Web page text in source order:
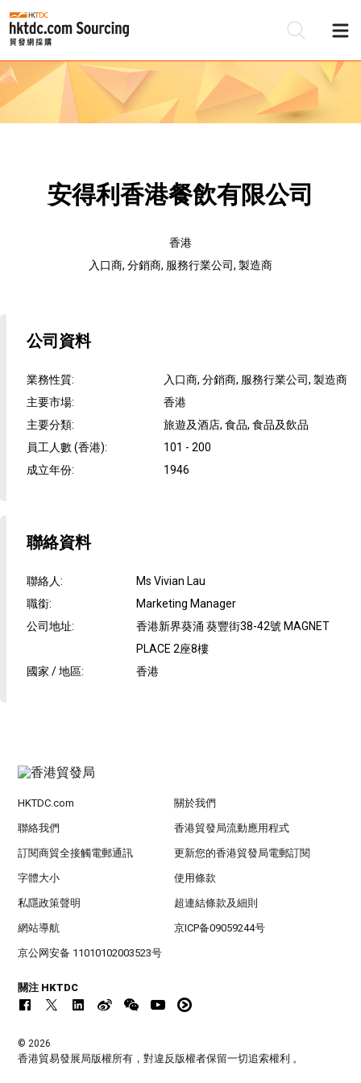
安得利香港餐飲有限公司
香港
入口商, 分銷商, 服務行業公司, 製造商
公司資料
業務性質:
入口商, 分銷商, 服務行業公司, 製造商
主要市場:
香港
主要分類:
旅遊及酒店, 食品, 食品及飲品
員工人數 (香港):
101 - 200
成立年份: 1946
聯絡資料
聯絡人:
Ms Vivian Lau
職銜:
Marketing Manager
公司地址:
香港新界葵涌 葵豐街38-42號 MAGNET
PLACE 2座8樓
國家 / 地區: 香港
HKTDC.com 關於我們
聯絡我們 香港貿發局流動應用程式
訂閱商貿全接觸電郵通訊 更新您的香港貿發局電郵訂閱
字體大小 使用條款
私隱政策聲明 超連結條款及細則
網站導航 京ICP备09059244号
京公网安备 11010102003523号
關注 HKTDC
© 2026
香港貿易發展局版權所有，對違反版權者保留一切追索權利 。